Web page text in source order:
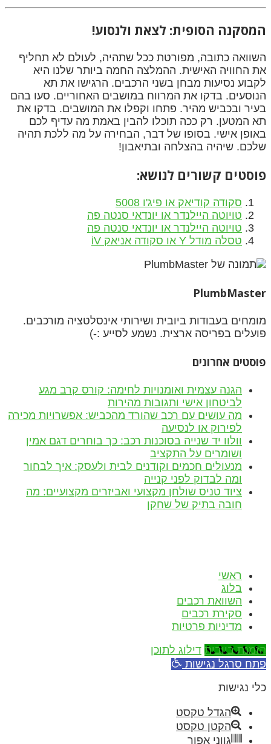
המסקנה הסופית: לצאת ולנסוע!
השוואה כתובה, מפורטת ככל שתהיה, לעולם לא תחליף
את החוויה האישית. ההמלצה החמה ביותר שלנו היא
לקבוע נסיעות מבחן בשני הרכבים. הרגישו את תא
הנוסעים. בדקו את המרווח במושבים האחוריים. סעו בהם
בעיר ובכביש מהיר. פתחו וקפלו את המושבים. בדקו את
תא המטען. רק ככה תוכלו להבין באמת מה עדיף לכם
באופן אישי. בסופו של דבר, הבחירה על מה ללכת תהיה
שלכם. שיהיה בהצלחה ובתיאבון!
פוסטים קשורים לנושא:
סקודה קודיאק או פיג'ו 5008
טויוטה היילנדר או יונדאי סנטה פה
טויוטה היילנדר או יונדאי סנטה פה
טסלה מודל Y או סקודה אניאק iV
PlumbMaster
מומחים בעבודות ביובית ושירותי אינסלטציה מורכבים.
פועלים בפריסה ארצית. נשמע לסייע :-)
פוסטים אחרונים
הגנה עצמית ואומנויות לחימה: קורס קרב מגע
לביטחון אישי ותגובות מהירות
מה עושים עם רכב שהורד מהכביש: אפשרויות מכירה
לפירוק או לנסיעה
וולוו יד שנייה בסוכנות רכב: כך בוחרים דגם אמין
ושומרים על התקציב
מנעולים חכמים וקודנים לבית ולעסק: איך לבחור
ומה לבדוק לפני קנייה
ציוד טניס שולחן מקצועי ואביזרים מקצועיים: מה
חובה בתיק של שחקן
ראשי
בלוג
השוואת רכבים
סקירת רכבים
מדיניות פרטיות
הזמנת ביובית דילוג לתוכן
פתח סרגל נגישות
כלי נגישות
הגדל טקסט
הקטן טקסט
גווני אפור